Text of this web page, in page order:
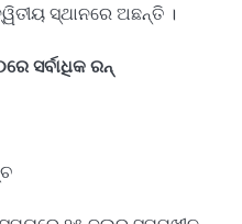
ସ୍ଥାନରେ ଅଛନ୍ତି ।
ସର୍ବାଧିକ ରନ୍‌